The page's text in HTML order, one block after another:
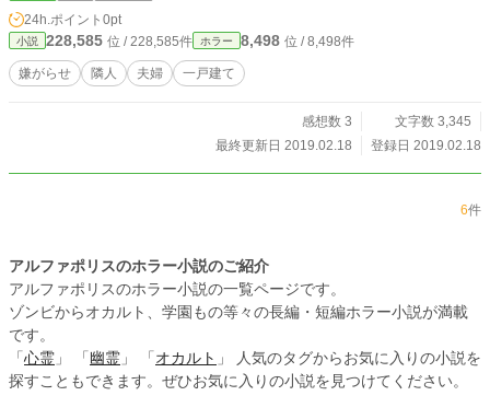
24h.ポイント 0pt
小説 228,585 位 / 228,585件 ホラー 8,498 位 / 8,498件
嫌がらせ 隣人 夫婦 一戸建て
感想数 3
文字数 3,345
最終更新日 2019.02.18
登録日 2019.02.18
6件
アルファポリスのホラー小説のご紹介
アルファポリスのホラー小説の一覧ページです。
ゾンビからオカルト、学園もの等々の長編・短編ホラー小説が満載
です。
「 心霊 」 「 幽霊 」 「 オカルト 」 人気のタグからお気に入りの小説を
探すこともできます。ぜひお気に入りの小説を見つけてください。